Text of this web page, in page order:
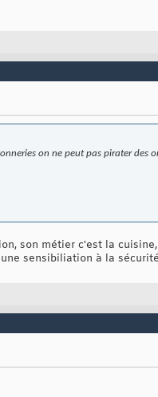
on ne peut pas pirater
son métier c'est la
sensibiliation à la